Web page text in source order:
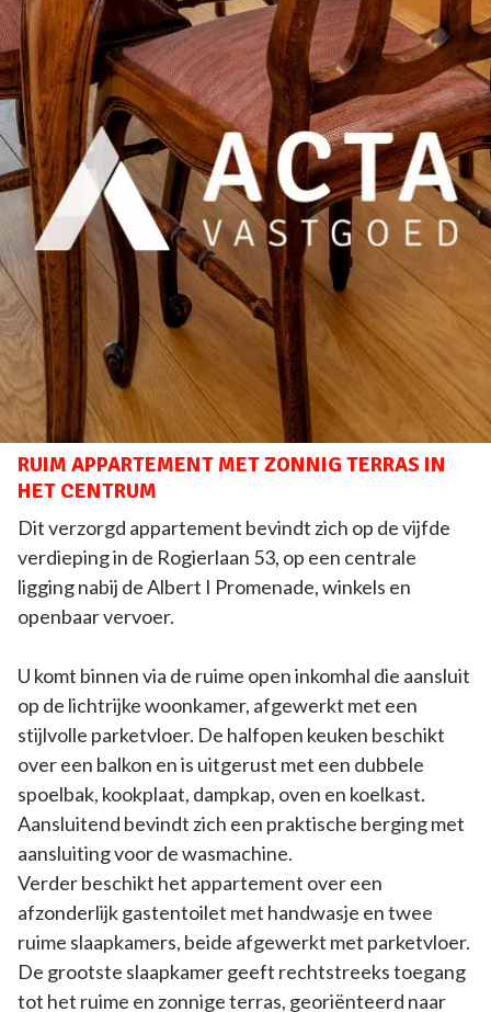
RUIM APPARTEMENT MET ZONNIG TERRAS IN
HET CENTRUM
Dit verzorgd appartement bevindt zich op de vijfde
verdieping in de Rogierlaan 53, op een centrale
ligging nabij de Albert I Promenade, winkels en
openbaar vervoer.
U komt binnen via de ruime open inkomhal die aansluit
op de lichtrijke woonkamer, afgewerkt met een
stijlvolle parketvloer. De halfopen keuken beschikt
over een balkon en is uitgerust met een dubbele
spoelbak, kookplaat, dampkap, oven en koelkast.
Aansluitend bevindt zich een praktische berging met
aansluiting voor de wasmachine.
Verder beschikt het appartement over een
afzonderlijk gastentoilet met handwasje en twee
ruime slaapkamers, beide afgewerkt met parketvloer.
De grootste slaapkamer geeft rechtstreeks toegang
tot het ruime en zonnige terras, georiënteerd naar